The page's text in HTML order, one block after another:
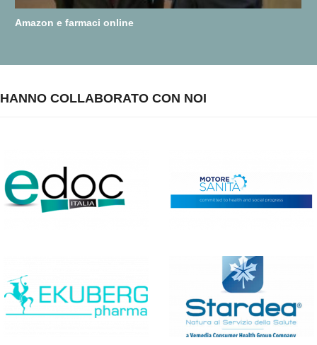
Amazon e farmaci online
HANNO COLLABORATO CON NOI